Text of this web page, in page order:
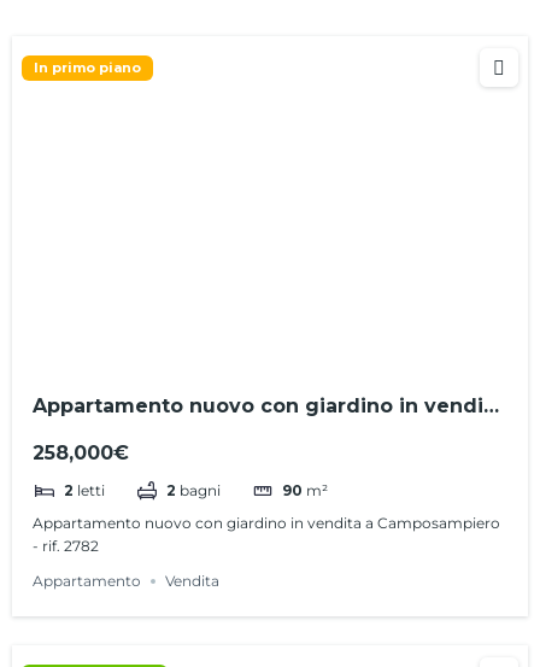
In primo piano
Appartamento nuovo con giardino in vendita
258,000€
2 letti 2 bagni 90 m²
Appartamento nuovo con giardino in vendita a Camposampiero
- rif. 2782
Appartamento
Vendita